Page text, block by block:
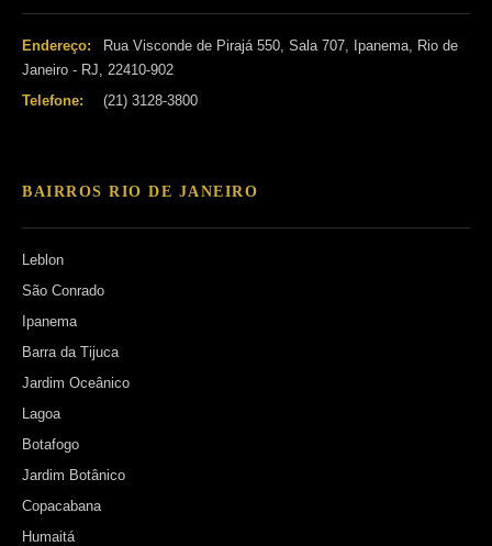
Endereço:
Rua Visconde de Pirajá 550, Sala 707, Ipanema, Rio de
Janeiro - RJ, 22410-902
Telefone:
(21) 3128-3800
BAIRROS RIO DE JANEIRO
Leblon
São Conrado
Ipanema
Barra da Tijuca
Jardim Oceânico
Lagoa
Botafogo
Jardim Botânico
Copacabana
Humaitá